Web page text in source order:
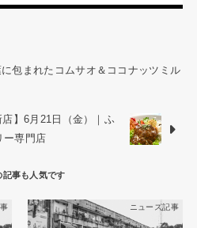
包まれたコムサオ＆ココナッツミル
店】6月21日（金）｜ふ
ー専門店
ニュース記事